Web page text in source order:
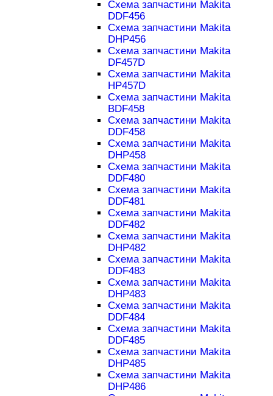
Схема запчастини Makita
DDF456
Схема запчастини Makita
DHP456
Схема запчастини Makita
DF457D
Схема запчастини Makita
HP457D
Схема запчастини Makita
BDF458
Схема запчастини Makita
DDF458
Схема запчастини Makita
DHP458
Схема запчастини Makita
DDF480
Схема запчастини Makita
DDF481
Схема запчастини Makita
DDF482
Схема запчастини Makita
DHP482
Схема запчастини Makita
DDF483
Схема запчастини Makita
DHP483
Схема запчастини Makita
DDF484
Схема запчастини Makita
DDF485
Схема запчастини Makita
DHP485
Схема запчастини Makita
DHP486